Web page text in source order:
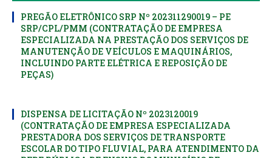
PREGÃO ELETRÔNICO SRP Nº 202311290019 – PE
SRP/CPL/PMM (CONTRATAÇÃO DE EMPRESA
ESPECIALIZADA NA PRESTAÇÃO DOS SERVIÇOS DE
MANUTENÇÃO DE VEÍCULOS E MAQUINÁRIOS,
INCLUINDO PARTE ELÉTRICA E REPOSIÇÃO DE
PEÇAS)
DISPENSA DE LICITAÇÃO Nº 2023120019
(CONTRATAÇÃO DE EMPRESA ESPECIALIZADA
PRESTADORA DOS SERVIÇOS DE TRANSPORTE
ESCOLAR DO TIPO FLUVIAL, PARA ATENDIMENTO DA